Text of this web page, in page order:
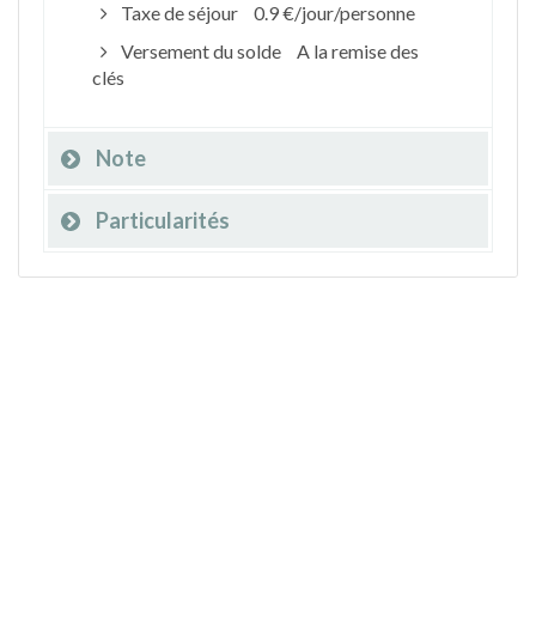
Taxe de séjour
0.9 €/jour/personne
Versement du solde
A la remise des
clés
Note
Particularités